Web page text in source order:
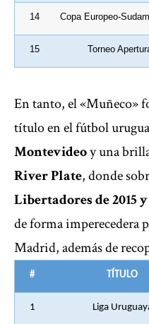
14 Copa Europeo-
15 Torneo
En tanto, el «Muñeco»
título en el fútbol
Montevideoy una
River Plate, donde
Libertadores de 2015 y
de forma imperecedera
Madrid, además de
# TÍTULO
1 Liga